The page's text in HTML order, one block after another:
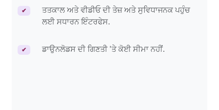
✔
ਤਤਕਾਲ ਅਤੇ ਵੀਡੀਓ ਦੀ ਤੇਜ਼ ਅਤੇ ਸੁਵਿਧਾਜਨਕ ਪਹੁੰਚ
ਲਈ ਸਧਾਰਨ ਇੰਟਰਫੇਸ.
✔ ਡਾਉਨਲੋਡਸ ਦੀ ਗਿਣਤੀ 'ਤੇ ਕੋਈ ਸੀਮਾ ਨਹੀਂ.